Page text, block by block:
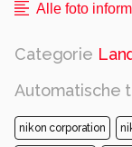
Alle foto
Categorie
Automatische
nikon corporation